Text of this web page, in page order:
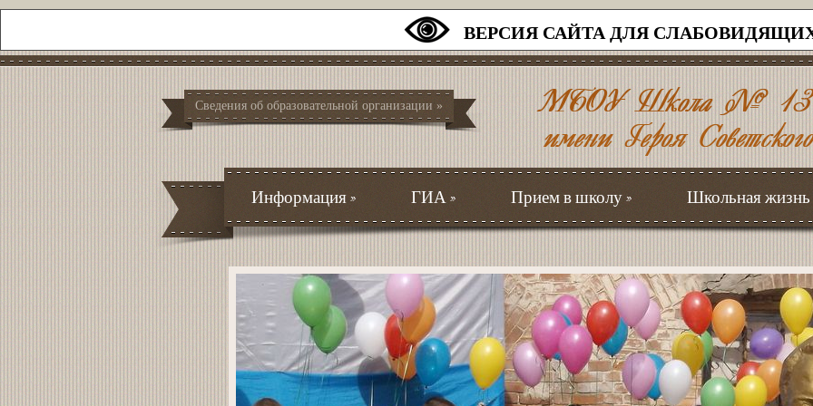
ВЕРСИЯ САЙТА ДЛЯ
Сведения об образовательной организации »
Информация» ГИА » Прием в школу» Школьная жизнь